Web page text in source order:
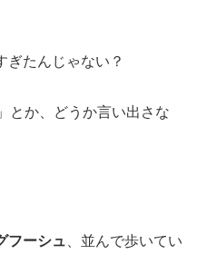
ぎたんじゃない？
とか、どうか言い出さな
フーシュ 、並んで歩いてい